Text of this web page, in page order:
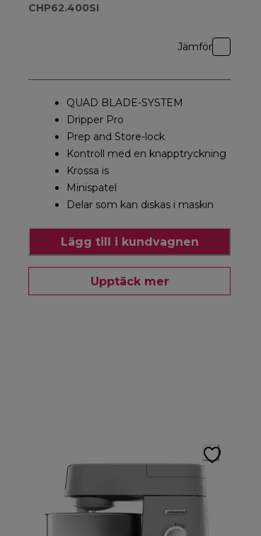
CHP62.400SI
Jämför
QUAD BLADE-SYSTEM
Dripper Pro
Prep and Store-lock
Kontroll med en knapptryckning
Krossa is
Minispatel
Delar som kan diskas i maskin
Lägg till i kundvagnen
Upptäck mer